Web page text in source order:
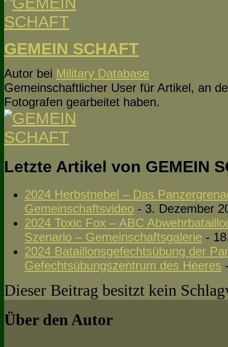
GEMEIN SCHAFT
Autor bei Military Database
Gemeinschaftlicher User für Artikel, an
Fotografen gearbeitet haben.
Letzte Artikel von GEMEIN
2024 Herbstnebel – Das
Gemeinschaftsvideo - 3. Dezember
2024 Toxic Fox – ABC
Szenario – Gemeinschaftsgalerie -
2024 Bataillonsgefechtsübung der
Gefechtsübungszentrum des Heeres
Dieser Beitrag besitzt kein
Über den Autor